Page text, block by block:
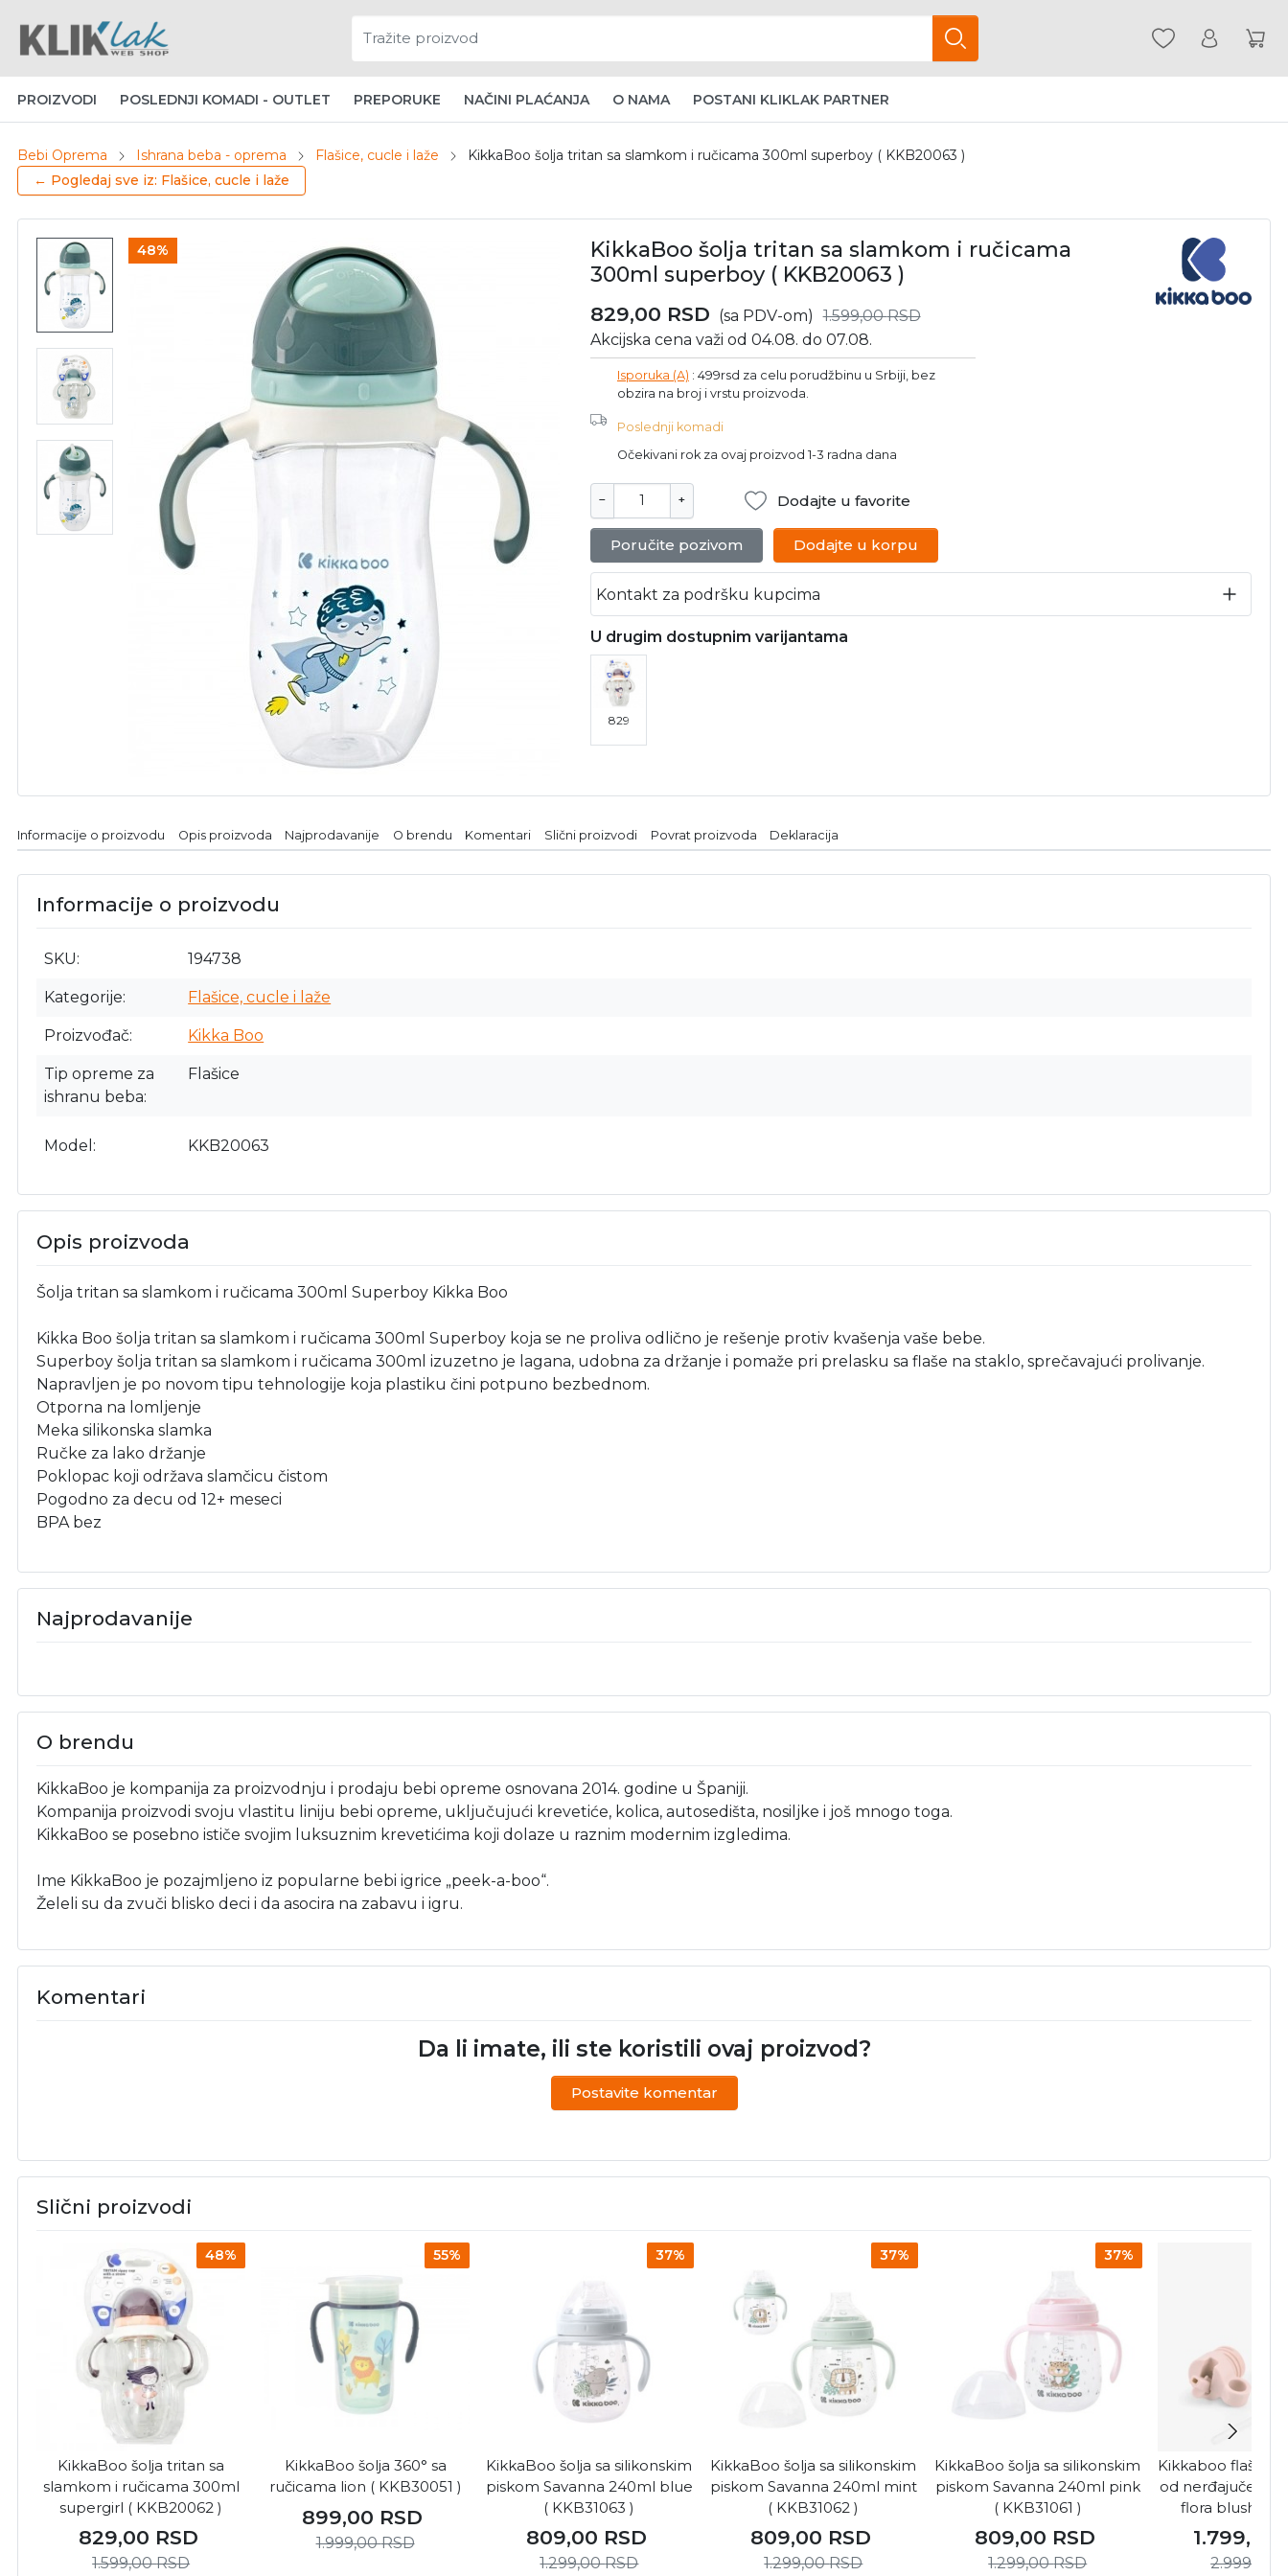
PROIZVODI POSLEDNJI KOMADI - OUTLET PREPORUKE NAČINI PLAĆANJA O NAMA POSTANI KLIKLAK PARTNER
Bebi Oprema Ishrana beba - oprema Flašice, cucle i laže
KikkaBoo šolja tritan sa slamkom i ručicama 300ml superboy ( KKB20063 )
← Pogledaj sve iz: Flašice, cucle i laže
48%
KikkaBoo šolja tritan sa slamkom i ručicama
300ml superboy ( KKB20063 )
829,00 RSD (sa PDV-om) 1.599,00RSD
Akcijska cena važi od 04.08. do 07.08.
Isporuka (A) : 499rsd za celu porudžbinu u Srbiji, bez
obzira na broj i vrstu proizvoda.
Poslednji komadi
Očekivani rok za ovaj proizvod 1-3 radna dana
− + Dodajte u favorite
Poručite pozivom Dodajte u korpu
Kontakt za podršku kupcima
U drugim dostupnim varijantama
829
Informacije o proizvodu Opis proizvoda Najprodavanije O brendu Komentari Slični proizvodi Povrat proizvoda Deklaracija
Informacije o proizvodu
SKU 194738
Kategorije Flašice, cucle i laže
Proizvođač Kikka Boo
Tip opreme za
ishranu beba
Flašice
Model KKB20063
Opis proizvoda
Šolja tritan sa slamkom i ručicama 300ml Superboy Kikka Boo
Kikka Boo šolja tritan sa slamkom i ručicama 300ml Superboy koja se ne proliva odlično je rešenje protiv kvašenja vaše bebe.
Superboy šolja tritan sa slamkom i ručicama 300ml izuzetno je lagana, udobna za držanje i pomaže pri prelasku sa flaše na staklo, sprečavajući prolivanje.
Napravljen je po novom tipu tehnologije koja plastiku čini potpuno bezbednom.
Otporna na lomljenje
Meka silikonska slamka
Ručke za lako držanje
Poklopac koji održava slamčicu čistom
Pogodno za decu od 12+ meseci
BPA bez
Najprodavanije
O brendu
KikkaBoo je kompanija za proizvodnju i prodaju bebi opreme osnovana 2014. godine u Španiji.
Kompanija proizvodi svoju vlastitu liniju bebi opreme, uključujući krevetiće, kolica, autosedišta, nosiljke i još mnogo toga.
KikkaBoo se posebno ističe svojim luksuznim krevetićima koji dolaze u raznim modernim izgledima.
Ime KikkaBoo je pozajmljeno iz popularne bebi igrice „peek-a-boo“.
Želeli su da zvuči blisko deci i da asocira na zabavu i igru.
Komentari
Da li imate, ili ste koristili ovaj proizvod?
Postavite komentar
Slični proizvodi
48%
KikkaBoo šolja tritan sa
slamkom i ručicama 300ml
supergirl ( KKB20062 )
829,00 RSD
1.599,00RSD
55%
KikkaBoo šolja 360° sa
ručicama lion ( KKB30051 )
899,00 RSD
1.999,00RSD
37%
KikkaBoo šolja sa silikonskim
piskom Savanna 240ml blue
( KKB31063 )
809,00 RSD
1.299,00RSD
37%
KikkaBoo šolja sa silikonskim
piskom Savanna 240ml mint
( KKB31062 )
809,00 RSD
1.299,00RSD
37%
KikkaBoo šolja sa silikonskim
piskom Savanna 240ml pink
( KKB31061 )
809,00 RSD
1.299,00RSD
Kikkaboo flašica
od nerđajučeg
flora blush (
1.799,00
2.999,00